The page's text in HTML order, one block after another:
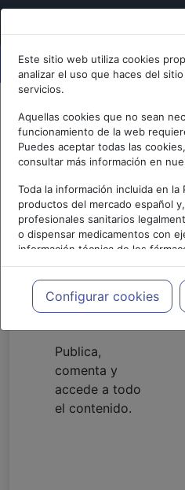
Este sitio web utiliza cookies
analizar el uso que haces del
servicios.
Aquellas cookies que no sean
funcionamiento de la web
Puedes aceptar todas las
consultar más información en
Toda la información incluida en la
productos del mercado español
profesionales sanitarios
o dispensar medicamentos con
información técnica de los
meramente informativo, siendo
profesionales facultados
cada caso concreto, el
necesidades del paciente.
Configurar cookies
PUBLICIDAD
Publica
Publica,
comenta y
accede a todo
el contenido.